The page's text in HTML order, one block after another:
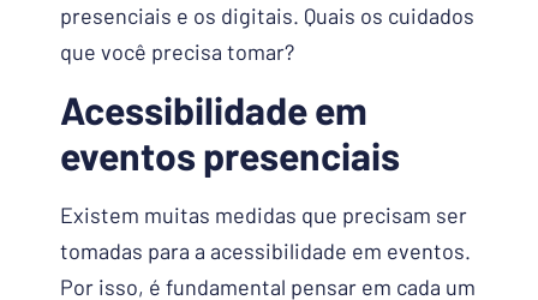
presenciais e os digitais. Quais os cuidados
que você precisa tomar?
Acessibilidade em
eventos presenciais
Existem muitas medidas que precisam ser
tomadas para a acessibilidade em eventos.
Por isso, é fundamental pensar em cada um